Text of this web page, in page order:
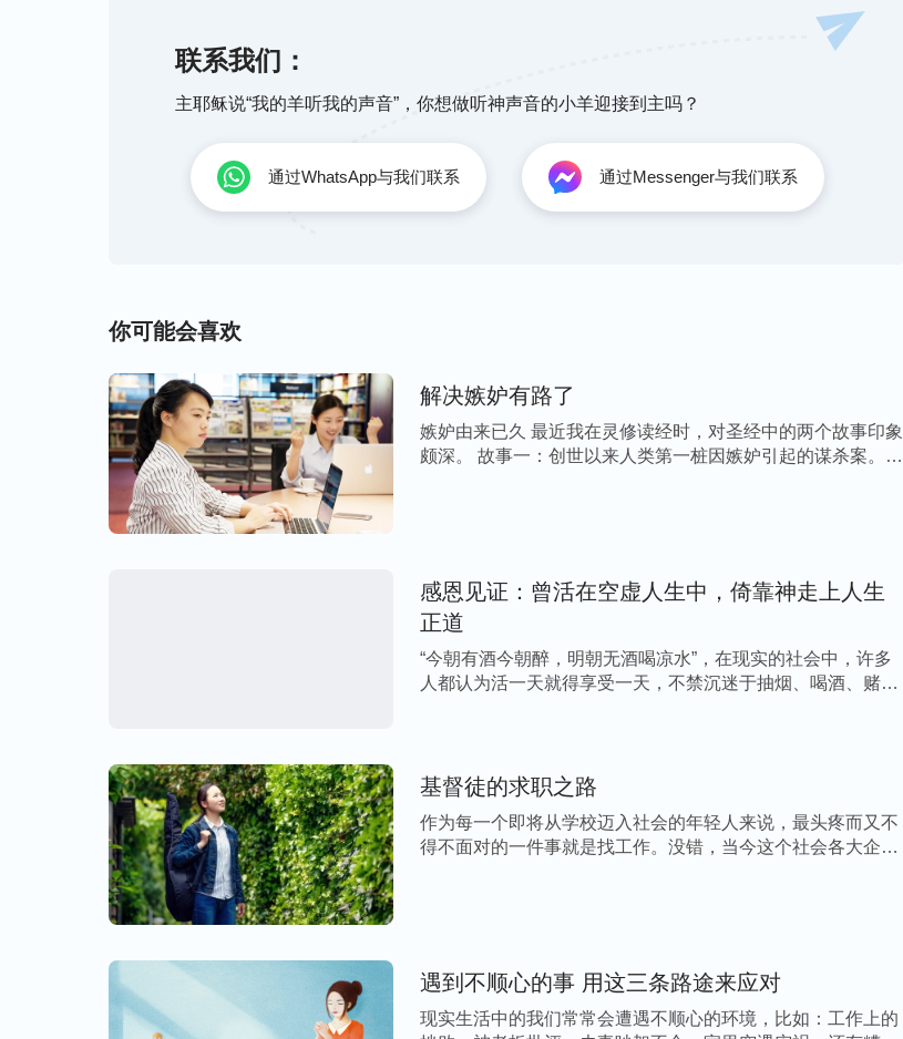
“一涉及到地位，涉及到脸面，涉及到名誉，每一个人的心
都蠢蠢欲动，总想出头，总想出名，总想露脸。不想让，总想争，争还不好意思，不争还不
甘心。看谁出头就嫉妒，就恨，就怨，就觉得不公平，‘为什么我出不了头？为什么总没
我？为什么总让他出面，为什么总也轮不到我呢？’有点怨气。有怨气自己还克制着，克制
还克制不了，就祷告，祷告完好了一段时间，过后一临到这事还胜不过去，这是不是身量幼
小？人陷在这些情形里面这是不是网罗？这是撒但败坏本性对人的捆绑。”看了姊妹的经历
和神的话语，我才认识到自己的脸面地位心太重了，受争强好胜的本性支配，我干什么都想
事实面前我才看到自己被撒但败坏得没有一点人样，狂妄而又脆弱。感谢神让我对自己的败
坏性情有了一些认识，同时从姊妹的经历中我也找到了实行的路途，对待败坏性情得解剖、
亮相，要跟弟兄姊妹敞开交通做诚实人。我便来到神面前祷告，并下决心要去实行真理。后
来我把自己的经历写出来发到群里，聚会时也跟弟兄姊妹敞开亮相，把自己心里的真实想法
和败坏流露全部说出来。当我交通自己的经历、流露的败坏时，弟兄姊妹不仅没看不起我，
还跟我交通他们的经历。
找到实行的路途，心灵得释放
摆脱这些东西的困扰，那人得作怎样的改变呢？人得着什么才能摆脱这些东西的困扰，摆脱
舍，学会放，学会让，推荐别人，让别人出头，别一临到出面的事、露脸的事就打破头要
争，要抢；你学会往后退，但是本分还不耽误，做一个默默无闻、尽本分不在人前显露的
人。你越舍，越放，心里就越平安，心里空间就越来越大，你的情形就会越来越好，你越
争，越抢，你的情形就越来越黑暗，不信你试试。你要想扭转这样的情形，要想不被这样的
东西控制，你必须得先放，先舍。”
姊妹交通说：“从神的话中看到，追求脸面地位是我们败坏人类的共性，也是我们败坏性情
的一个顽疾，不是一时就能解决的。只要我们多读神的话语，接受神话语的审判刑罚，在神
联系我们：
主耶稣说“我的羊听我的声音”，你想做听神声音的小羊迎接到主吗？
通过WhatsApp与我们联系 通过Messenger与我们联系
你可能会喜欢
解决嫉妒有路了
嫉妒由来已久 最近我在灵修读经时，对圣经中的两个故事印象
颇深。 故事一：创世以来人类第一桩因嫉妒引起的谋杀案。
感恩见证：曾活在空虚人生中，倚靠神走上人生
正道
“今朝有酒今朝醉，明朝无酒喝凉水”，在现实的社会中，许多
人都认为活一天就得享受一天，不禁沉迷于抽烟、喝酒、赌博
基督徒的求职之路
作为每一个即将从学校迈入社会的年轻人来说，最头疼而又不
得不面对的一件事就是找工作。没错，当今这个社会各大企事
遇到不顺心的事 用这三条路途来应对
现实生活中的我们常常会遭遇不顺心的环境，比如：工作上的